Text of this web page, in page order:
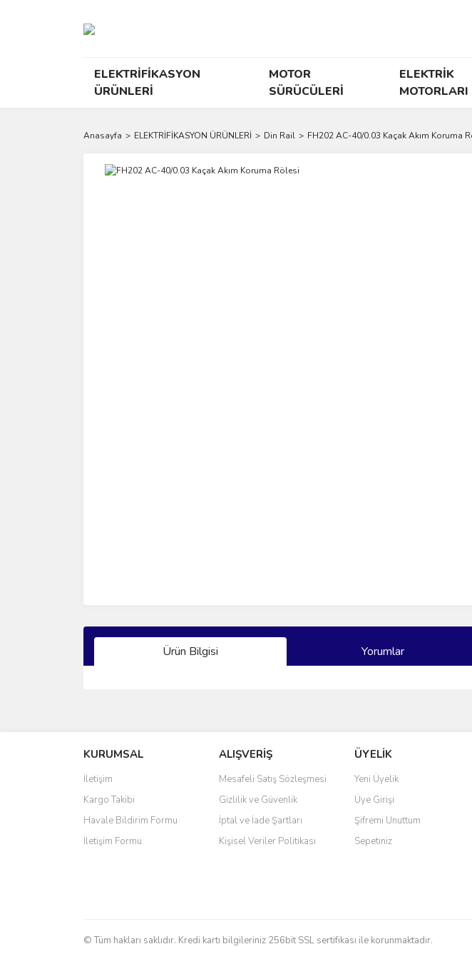
ELEKTRİFİKASYON
ÜRÜNLERİ
MOTOR
SÜRÜCÜLERİ
ELEKTRİK
MOTORLARI
Anasayfa ELEKTRİFİKASYON ÜRÜNLERİ Din Rail FH202 AC-40/0.03 Kaçak Akım Koruma
Ürün Bilgisi Yorumlar
Ürün resmi kalitesiz, bozuk veya görüntülenemiyor.
Ürün açıklamasında eksik bilgiler bulunuyor.
Ürün bilgilerinde hatalar bulunuyor.
Ürün fiyatı diğer sitelerden daha pahalı.
Bu ürüne benzer farklı alternatifler olmalı.
KURUMSAL
İletişim
Kargo Takibi
Havale Bildirim Formu
İletişim Formu
ALIŞVERİŞ
Mesafeli Satış Sözleşmesi
Gizlilik ve Güvenlik
İptal ve İade Şartları
Kişisel Veriler Politikası
ÜYELİK
Yeni Üyelik
Üye Girişi
Şifremi Unuttum
Sepetiniz
© Tüm hakları saklıdır. Kredi kartı bilgileriniz 256bit SSL sertifikası ile korunmaktadır.